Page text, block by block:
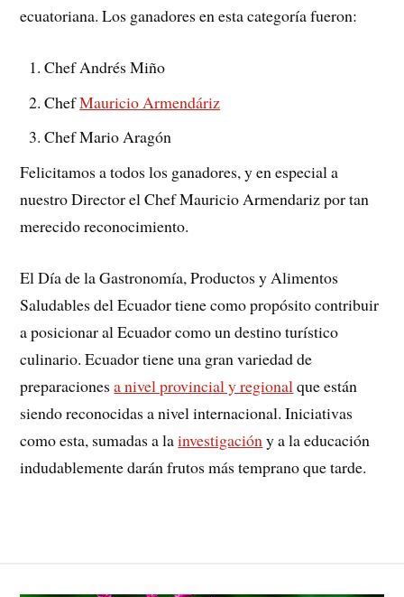
ecuatoriana. Los ganadores en esta categoría fueron:
Chef Andrés Miño
ChefMauricio Armendáriz
Chef Mario Aragón
Felicitamos a todos los ganadores, y en especial a
nuestro Director el Chef Mauricio Armendariz por tan
merecido reconocimiento.
El Día de la Gastronomía, Productos y Alimentos
Saludables del Ecuador tiene como propósito contribuir
a posicionar al Ecuador como un destino turístico
culinario. Ecuador tiene una gran variedad de
preparacionesa nivel provincial y regionalque están
siendo reconocidas a nivel internacional. Iniciativas
como esta, sumadas a lainvestigacióny a la educación
indudablemente darán frutos más temprano que tarde.